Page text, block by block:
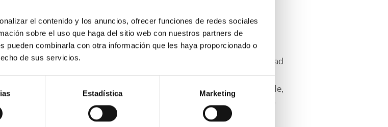
el contenido y los anuncios, ofrecer funciones de redes sociales
sobre el uso que haga del sitio web con nuestros partners de
pueden combinarla con otra información que les haya proporcionado o
de sus servicios.
Estadística Marketing
Instrumentación de medida
Las unidades móviles de monitoreo y evaluación de calidad
ambiental están equipadas con una amplia gama de
analizadores de calidad del aire totalmente personalizable,
haciendo que puedan adaptarse a cualquier necesidad de
monitorización ambiental.